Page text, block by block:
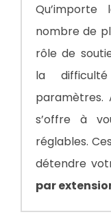
nombre de
rôle de
la
paramètres.
s’offre à
réglables.
détendre
par